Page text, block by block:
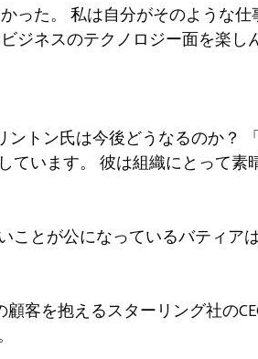
った。 私は自分がそのような
ジネスのテクノロジー面を楽し
ントン氏は今後どうなるのか？
ています。 彼は組織にとって
ことが公になっているバティア
客を抱えるスターリング社の